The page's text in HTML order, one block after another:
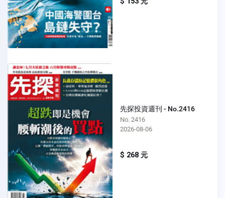
先探投資週刊 - No.2416
No. 2416
2026-08-06
$ 268 元